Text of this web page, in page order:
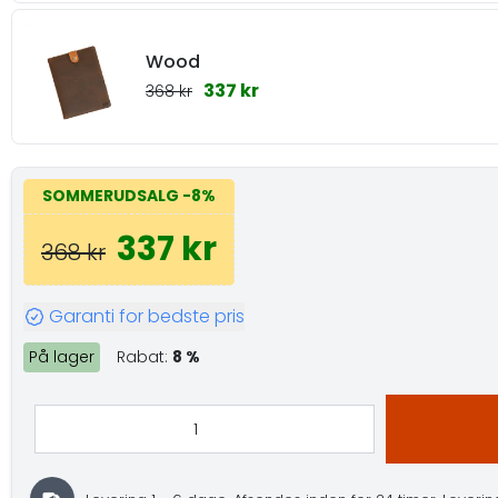
Wood
368 kr 337 kr
SOMMERUDSALG -8%
368 kr 337 kr
Garanti for bedste pris
På lager Rabat: 8 %